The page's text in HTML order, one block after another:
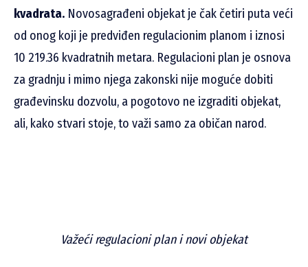
kvadrata. Novosagrađeni objekat je čak četiri puta veći
od onog koji je predviđen regulacionim planom i iznosi
10 219.36 kvadratnih metara. Regulacioni plan je osnova
za gradnju i mimo njega zakonski nije moguće dobiti
građevinsku dozvolu, a pogotovo ne izgraditi objekat,
ali, kako stvari stoje, to važi samo za običan narod.
Važeći regulacioni plan i novi objekat